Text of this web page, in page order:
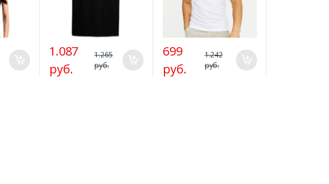
1.087
руб.
1.265
руб.
699
руб.
1.242
руб.